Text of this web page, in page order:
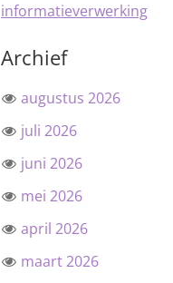
informatieverwerking
Archief
augustus 2026
juli 2026
juni 2026
mei 2026
april 2026
maart 2026